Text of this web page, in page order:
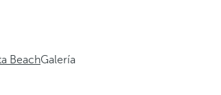
BeachGalería